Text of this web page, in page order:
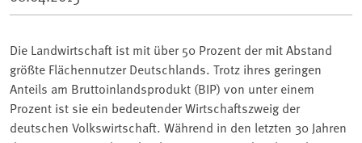
Die Landwirtschaft ist mit über 50 Prozent der mit Abstand
größte Flächennutzer Deutschlands. Trotz ihres geringen
Anteils am Bruttoinlandsprodukt (BIP) von unter einem
Prozent ist sie ein bedeutender Wirtschaftszweig der
deutschen Volkswirtschaft. Während in den letzten 30 Jahren